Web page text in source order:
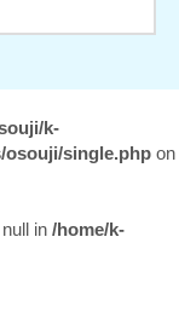
k-
osouji/single.php on
in /home/k-